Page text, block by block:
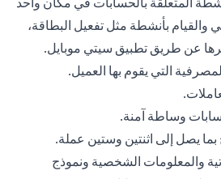
والقيام بأنشطة مثل تفعيل البطاقة،
التي يقوم بها العميل.
وساطة آمنة.
بما يصل إلى اثنتين وستين عملة.
والمعلومات الشخصية ونموذج